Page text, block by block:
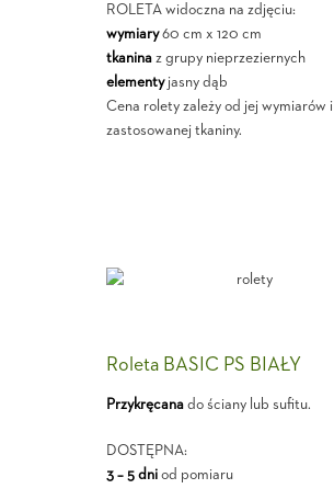
ROLETA widoczna na zdjęciu:
wymiary60 cm x 120 cm
tkaninaz grupy nieprzeziernych
elementyjasny dąb
Cena rolety zależy od jej wymiarów i
zastosowanej tkaniny.
Roleta BASIC PS BIAŁY
Przykręcanado ściany lub sufitu.
DOSTĘPNA:
3 – 5 dniod pomiaru